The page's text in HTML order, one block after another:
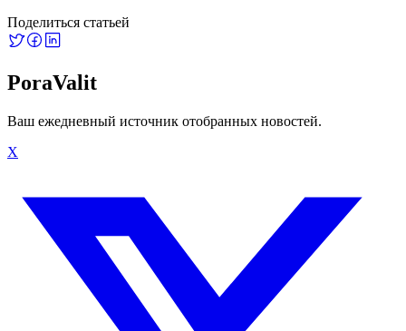
Поделиться статьей
PoraValit
Ваш ежедневный источник отобранных новостей.
X